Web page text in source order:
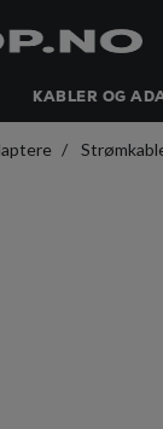
KABLER OG